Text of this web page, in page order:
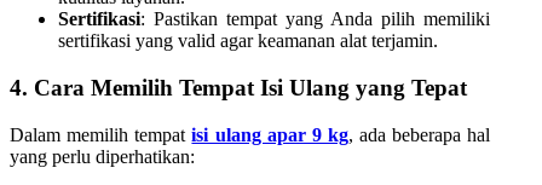
Sertifikasi: Pastikan tempat yang Anda pilih memiliki
sertifikasi yang valid agar keamanan alat terjamin.
4. Cara Memilih Tempat Isi Ulang yang Tepat
Dalam memilih tempatisi ulang apar 9 kg, ada beberapa hal
yang perlu diperhatikan: